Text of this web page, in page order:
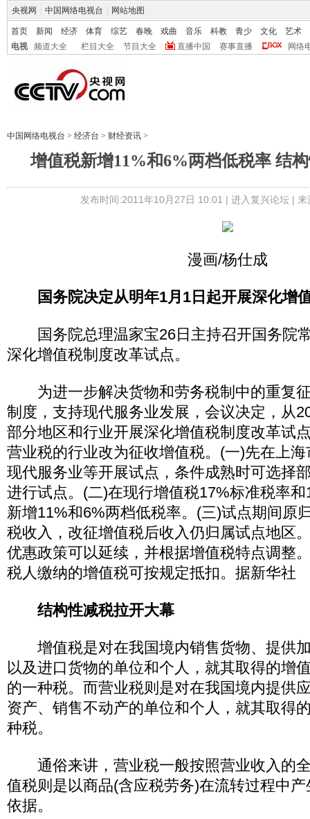
央视网 中国网络电视台 网站地图
首页 新闻 经济 体育 综艺 春晚 戏曲 音乐 科教 青少 文化
艺术
电视
频道大全 栏目大全 节目大全 直播中国 赛事直播 网络
中国网络电视台 > 经济台 > 财经资讯 >
增值税新增11%和6%两档低税率 结
发布时间:2011年10月27日 10:01 | 进入复兴论坛| 来
漫画/杨仕成
国务院决定从明年1月1日起开展深化增
国务院总理温家宝26日主持召开国务院
深化增值税制度改革试点。
为进一步解决货物和劳务税制中的重复
制度，支持现代服务业发展，会议决定，从
部分地区和行业开展深化增值税制度改革试
营业税的行业改为征收增值税。(一)先在上
现代服务业等开展试点，条件成熟时可选择
进行试点。(二)在现行增值税17%标准税率
新增11%和6%两档低税率。(三)试点期间原
税收入，改征增值税后收入仍归属试点地区
优惠政策可以延续，并根据增值税特点调整
税人缴纳的增值税可按规定抵扣。据新华社
结构性减税拉开大幕
增值税是对在我国境内销售货物、提供
以及进口货物的单位和个人，就其取得的增
的一种税。而营业税则是对在我国境内提供
资产、销售不动产的单位和个人，就其取得
种税。
通俗来讲，营业税一般按照营业收入的
值税则是以商品(含应税劳务)在流转过程中
依据。